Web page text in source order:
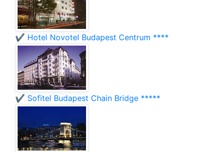
✔️ Hotel Novotel Budapest Centrum ****
✔️ Sofitel Budapest Chain Bridge *****